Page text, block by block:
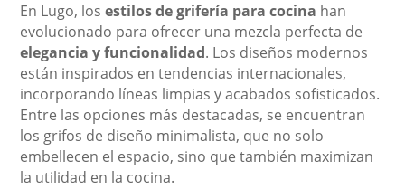
En Lugo, losestilos de grifería para cocina han
evolucionado para ofrecer una mezcla perfecta de
elegancia y funcionalidad. Los diseños modernos
están inspirados en tendencias internacionales,
incorporando líneas limpias y acabados sofisticados.
Entre las opciones más destacadas, se encuentran
los grifos de diseño minimalista, que no solo
embellecen el espacio, sino que también maximizan
la utilidad en la cocina.